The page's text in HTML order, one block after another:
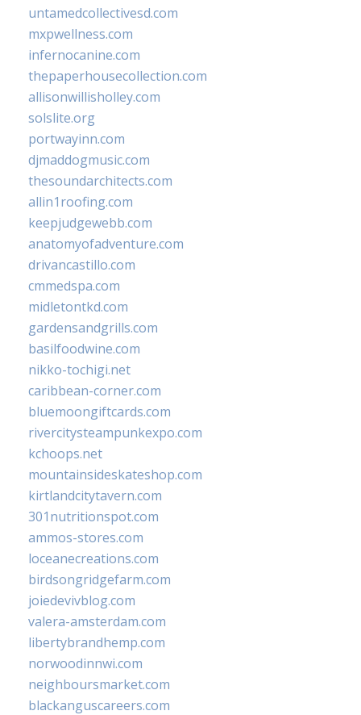
untamedcollectivesd.com
mxpwellness.com
infernocanine.com
thepaperhousecollection.com
allisonwillisholley.com
solslite.org
portwayinn.com
djmaddogmusic.com
thesoundarchitects.com
allin1roofing.com
keepjudgewebb.com
anatomyofadventure.com
drivancastillo.com
cmmedspa.com
midletontkd.com
gardensandgrills.com
basilfoodwine.com
nikko-tochigi.net
caribbean-corner.com
bluemoongiftcards.com
rivercitysteampunkexpo.com
kchoops.net
mountainsideskateshop.com
kirtlandcitytavern.com
301nutritionspot.com
ammos-stores.com
loceanecreations.com
birdsongridgefarm.com
joiedevivblog.com
valera-amsterdam.com
libertybrandhemp.com
norwoodinnwi.com
neighboursmarket.com
blackanguscareers.com